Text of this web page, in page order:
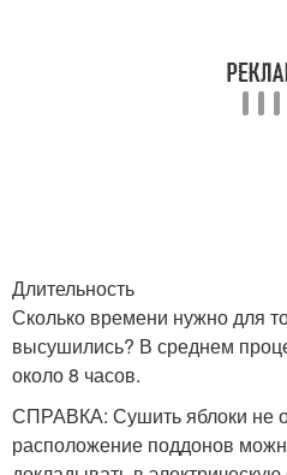
Длительность
Сколько времени нужно для
высушились? В среднем
около 8 часов.
СПРАВКА: Сушить яблоки не
расположение поддонов